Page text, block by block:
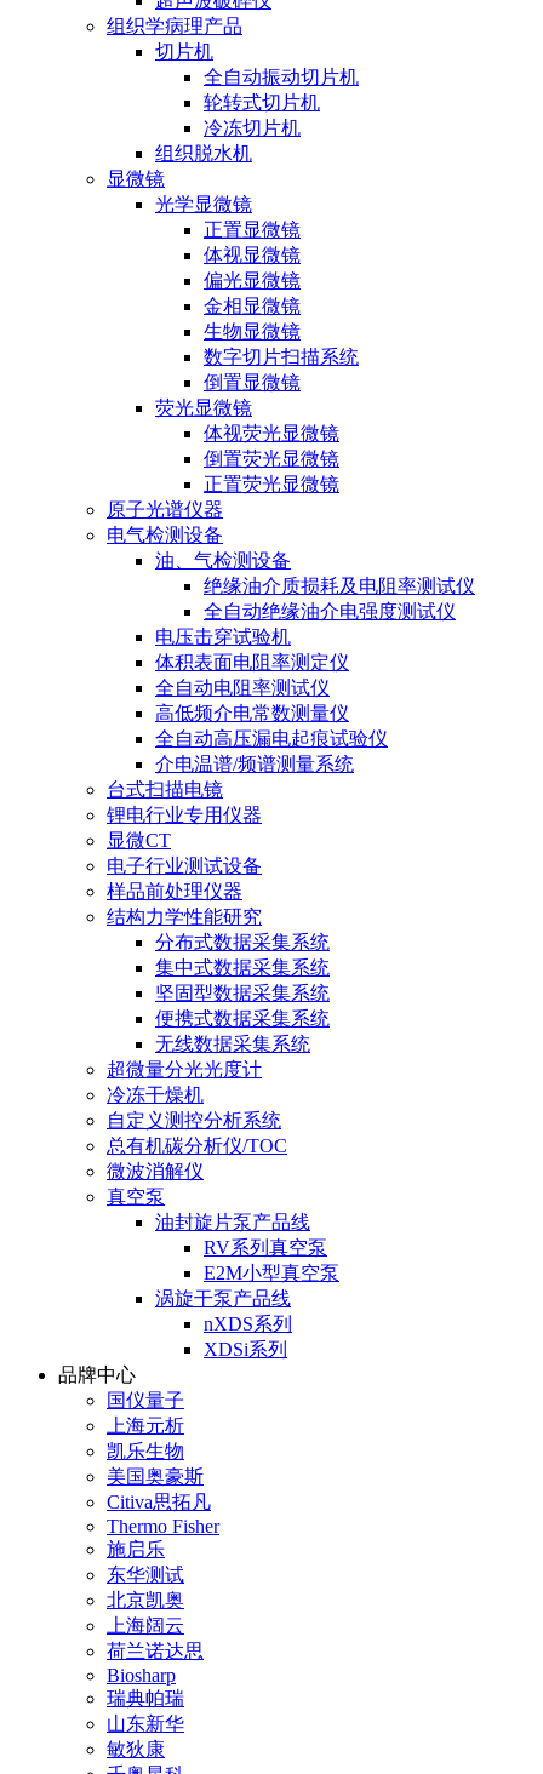
组织学病理产品
切片机
全自动振动切片机
轮转式切片机
冷冻切片机
组织脱水机
显微镜
光学显微镜
正置显微镜
体视显微镜
偏光显微镜
金相显微镜
生物显微镜
数字切片扫描系统
倒置显微镜
荧光显微镜
体视荧光显微镜
倒置荧光显微镜
正置荧光显微镜
原子光谱仪器
电气检测设备
油、气检测设备
绝缘油介质损耗及电阻率测试仪
全自动绝缘油介电强度测试仪
电压击穿试验机
体积表面电阻率测定仪
全自动电阻率测试仪
高低频介电常数测量仪
全自动高压漏电起痕试验仪
介电温谱/频谱测量系统
台式扫描电镜
锂电行业专用仪器
显微CT
电子行业测试设备
样品前处理仪器
结构力学性能研究
分布式数据采集系统
集中式数据采集系统
坚固型数据采集系统
便携式数据采集系统
无线数据采集系统
超微量分光光度计
冷冻干燥机
自定义测控分析系统
总有机碳分析仪/TOC
微波消解仪
真空泵
油封旋片泵产品线
RV系列真空泵
E2M小型真空泵
涡旋干泵产品线
nXDS系列
XDSi系列
品牌中心
国仪量子
上海元析
凯乐生物
美国奥豪斯
Citiva思拓凡
Thermo Fisher
施启乐
东华测试
北京凯奥
上海阔云
荷兰诺达思
Biosharp
瑞典帕瑞
山东新华
敏狄康